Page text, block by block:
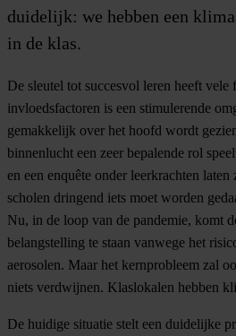
duidelijk: we hebben een
in de klas.
De sleutel tot succesvol leren heeft vele
invloedsfactoren is een stimulerende
gemakkelijk over het hoofd wordt
binnenlucht een zeer bepalende rol
en een enquête onder leerkrachten
scholen dringend iets moet worden
Nu, in de loop van de pandemie, komt
belangstelling te staan vanwege het
aerosolen. Maar het kernprobleem zal
niets verdwijnen. Klaslokalen hebben
De huidige situatie stelt een duidelijke